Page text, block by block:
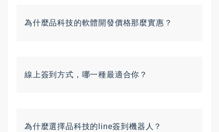
為什麼品科技的軟體開發價格那麼實惠？
線上簽到方式，哪一種最適合你？
為什麼選擇品科技的line簽到機器人？